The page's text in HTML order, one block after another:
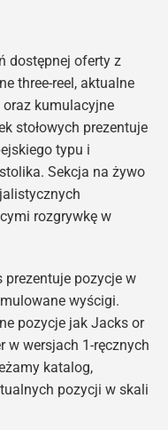
dostępnej oferty z
three-reel, aktualne
kumulacyjne
stołowych prezentuje
typu i
Sekcja na żywo
rozgrywkę w
prezentuje pozycje w
wyścigi.
pozycje jak Jacks or
w wersjach 1-ręcznych
katalog,
pozycji w skali